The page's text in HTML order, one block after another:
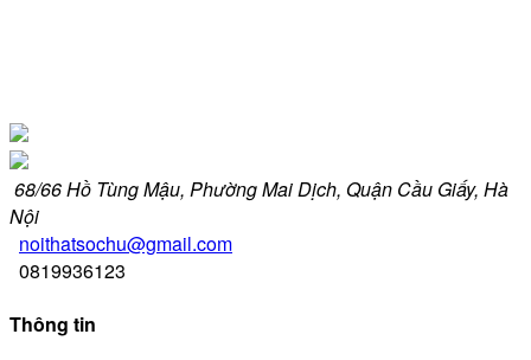
68/66 Hồ Tùng Mậu, Phường Mai Dịch, Quận Cầu Giấy, Hà
Nội
noithatsochu@gmail.com
0819936123
Thông tin